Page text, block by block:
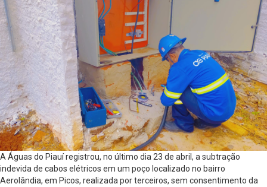
A Águas do Piauí registrou, no último dia 23 de abril, a subtração
indevida de cabos elétricos em um poço localizado no bairro
Aerolândia, em Picos, realizada por terceiros, sem consentimento da